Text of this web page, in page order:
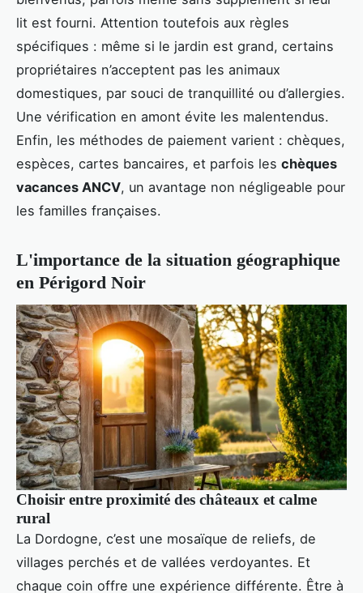
lit est fourni. Attention toutefois aux règles
spécifiques : même si le jardin est grand, certains
propriétaires n’acceptent pas les animaux
domestiques, par souci de tranquillité ou d’allergies.
Une vérification en amont évite les malentendus.
Enfin, les méthodes de paiement varient : chèques,
espèces, cartes bancaires, et parfois les chèques
vacances ANCV, un avantage non négligeable pour
les familles françaises.
L'importance de la situation géographique
en Périgord Noir
Choisir entre proximité des châteaux et calme
rural
La Dordogne, c’est une mosaïque de reliefs, de
villages perchés et de vallées verdoyantes. Et
chaque coin offre une expérience différente. Être à